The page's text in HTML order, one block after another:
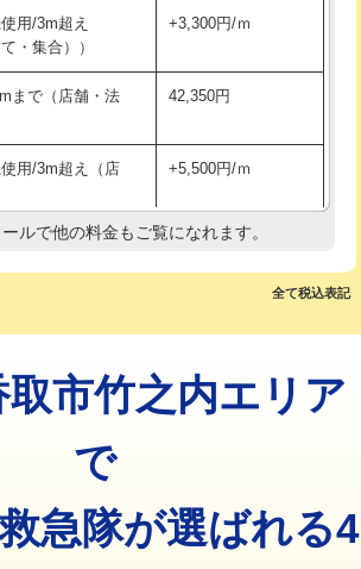
までの価格です。
器・分岐水栓） 16,500円
排水管工事/3ｍ超
・埋め戻し作業） 11,000円~
以上） 66,000円
厚さ10㎝超え）
10㎝まで） 27,500円
用/3m超え
・集合））
+3,300円/ｍ
まで（店舗・法
42,350円
用/3m超え（店
+5,500円/ｍ
現地調査
まで 33,000円
/3m超え +3,300円
水処理・清掃・修
11,000円
ルで他の料金もご覧になれます。
全て税込表記
市竹之内エリア
で
急隊が選ばれる4